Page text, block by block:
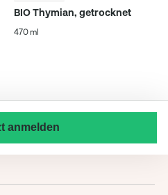
BIO Thymian, getrocknet
470 ml
anmelden